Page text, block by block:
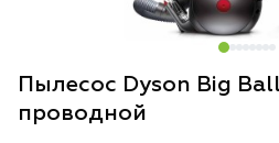
Пылесос Dyson Big
проводной